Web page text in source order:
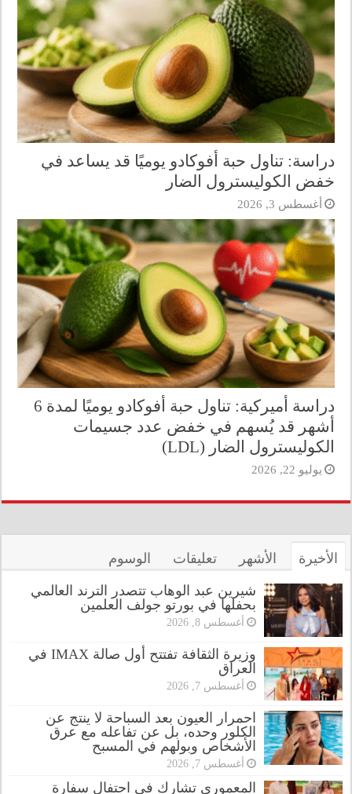
دراسة: تناول حبة أفوكادو يوميًا قد يساعد في
خفض الكوليسترول الضار
أغسطس 3, 2026
دراسة أميركية: تناول حبة أفوكادو يوميًا لمدة 6
أشهر قد يُسهم في خفض عدد جسيمات
الكوليسترول الضار (LDL)
يوليو 22, 2026
الأخيرة الأشهر تعليقات الوسوم
شيرين عبد الوهاب تتصدر الترند العالمي
بحفلها في بورتو جولف العلمين
أغسطس 8, 2026
وزيرة الثقافة تفتتح أول صالة IMAX في
العراق
أغسطس 7, 2026
احمرار العيون بعد السباحة لا ينتج عن
الكلور وحده، بل عن تفاعله مع عرق
الأشخاص وبولهم في المسبح
أغسطس 7, 2026
المعموري تشارك في احتفال سفارة